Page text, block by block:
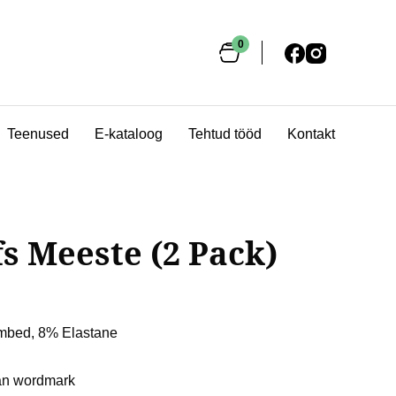
page. Touch device users, explore by touch or with swipe
0
Teenused E-kataloog Tehtud tööd Kontakt
Meeste (2 Pack)
8% Elastane
wordmark